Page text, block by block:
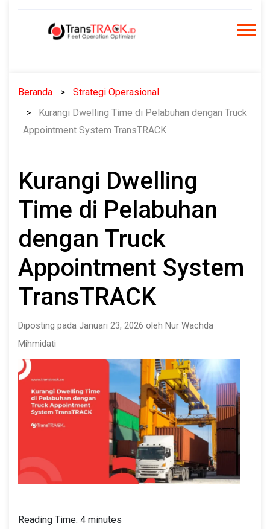
Beranda
Strategi Operasional
Kurangi Dwelling Time di Pelabuhan dengan Truck
Appointment System TransTRACK
Kurangi Dwelling
Time di Pelabuhan
dengan Truck
Appointment System
TransTRACK
Diposting pada Januari 23, 2026 oleh Nur Wachda
Mihmidati
Reading Time: 4 minutes